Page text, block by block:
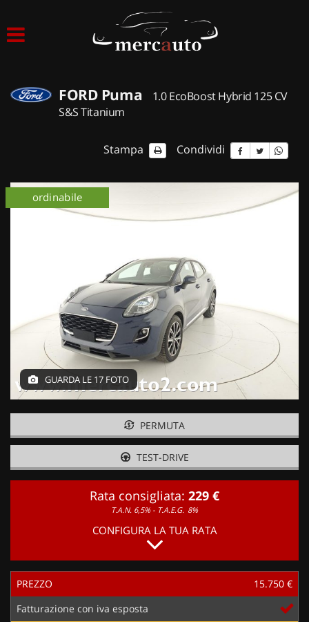
ACQUISTIAMO USATO
NOLEGGIO AUTO
NOLEGGIO LUNGO TERMINE
FORD Puma
1.0 EcoBoost Hybrid 125 CV
S&S Titanium
Stampa Condividi
ordinabile
GUARDA LE 17 FOTO
PERMUTA
TEST-DRIVE
Rata consigliata: 229 €
T.A.N. 6,5% - T.A.E.G. 8%
CONFIGURA LA TUA RATA
PREZZO
15.750 €
Fatturazione con iva esposta